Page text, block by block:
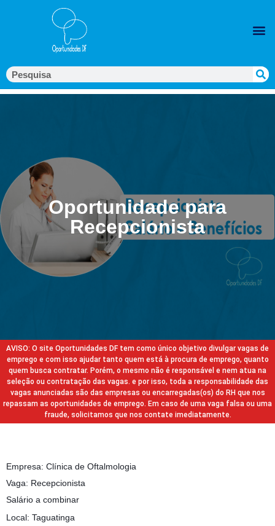
Oportunidade para
Recepcionista
AVISO: O site Oportunidades DF tem como único objetivo divulgar vagas de
emprego e com isso ajudar tanto quem está à procura de emprego, quanto
quem busca contratar. Porém, o mesmo não é responsável e nem atua na
seleção ou contratação das vagas. e por isso, toda a responsabilidade das
vagas anunciadas são das empresas ou encarregadas(os) do RH que nos
repassam as oportunidades de emprego. Em caso de uma vaga falsa ou uma
fraude, solicitamos que nos contate imediatamente.
Empresa: Clínica de Oftalmologia
Vaga: Recepcionista
Salário a combinar
Local: Taguatinga